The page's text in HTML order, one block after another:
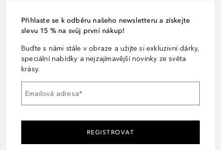
Přihlaste se k odběru našeho newsletteru a získejte
slevu 15 % na svůj první nákup!
Buďte s námi stále v obraze a užijte si exkluzivní dárky,
speciální nabídky a nejzajímavější novinky ze světa
krásy.
Emailová adresa*
REGISTROVAT